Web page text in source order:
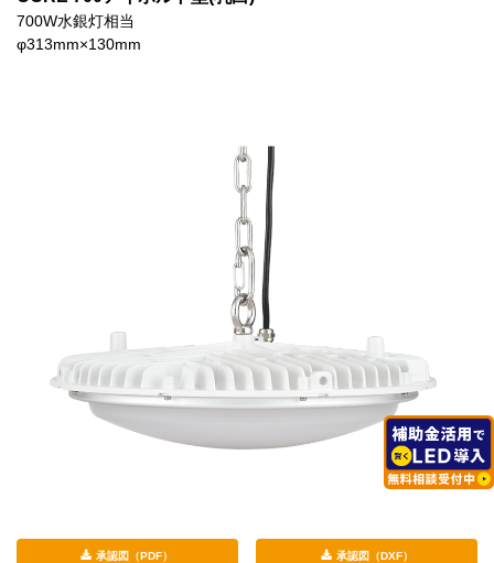
700W水銀灯相当
φ313mm×130mm
承認図（PDF） 承認図（DXF）